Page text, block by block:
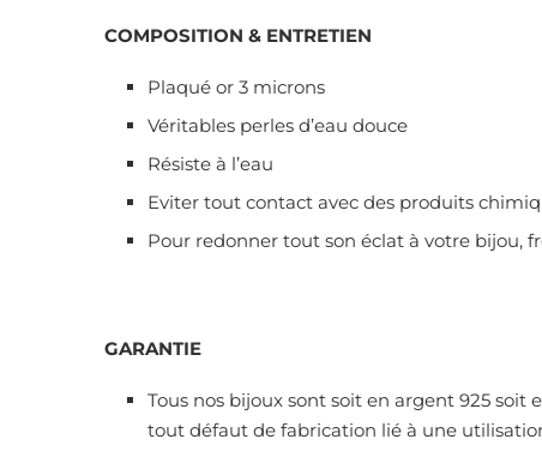
COMPOSITION & ENTRETIEN
Plaqué or 3 microns
Véritables perles d’eau douce
Résiste à l’eau
Eviter tout contact avec des produits
Pour redonner tout son éclat à votre bijou,
GARANTIE
Tous nos bijoux sont soit en argent 925 soit
tout défaut de fabrication lié à une